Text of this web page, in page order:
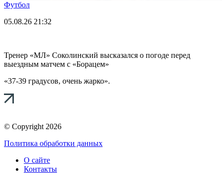
Футбол
05.08.26 21:32
Тренер «МЛ» Соколинский высказался о погоде перед
выездным матчем с «Борацем»
«37-39 градусов, очень жарко».
© Copyright 2026
Политика обработки данных
О сайте
Контакты